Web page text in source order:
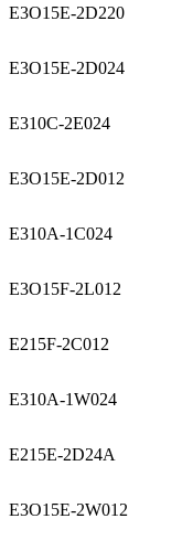
E3O15E-2D220
E3O15E-2D024
E310C-2E024
E3O15E-2D012
E310A-1C024
E3O15F-2L012
E215F-2C012
E310A-1W024
E215E-2D24A
E3O15E-2W012